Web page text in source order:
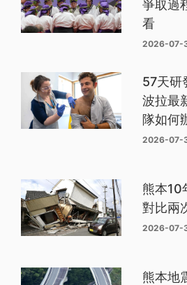
爭取過
看
2026-07-
57天研
波拉最
隊如何
2026-07-
熊本10
對比兩
2026-07-
熊本地